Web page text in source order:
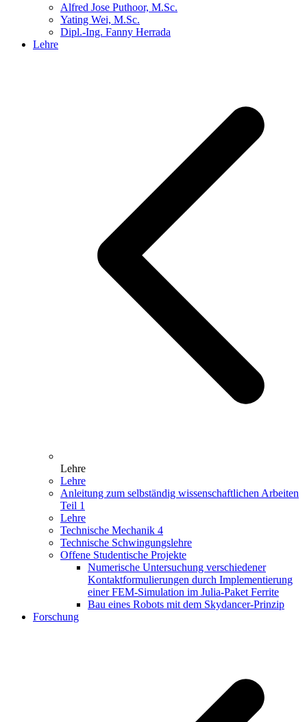
Alfred Jose Puthoor, M.Sc.
Yating Wei, M.Sc.
Dipl.-Ing. Fanny Herrada
Lehre
Lehre
Lehre
Anleitung zum selbständig wissenschaftlichen Arbeiten
Teil 1
Lehre
Technische Mechanik 4
Technische Schwingungslehre
Offene Studentische Projekte
Numerische Untersuchung verschiedener
Kontaktformulierungen durch Implementierung
einer FEM-Simulation im Julia-Paket Ferrite
Bau eines Robots mit dem Skydancer-Prinzip
Forschung